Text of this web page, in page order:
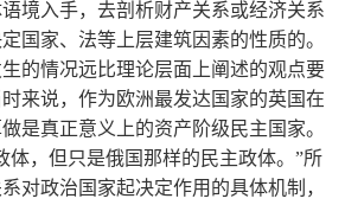
境入手，去剖析财产关系或经济关系
国家、法等上层建筑因素的性质的。
的情况远比理论层面上阐述的观点要
来说，作为欧洲最发达国家的英国在
是真正意义上的资产阶级民主国家。
体，但只是俄国那样的民主政体。”所
对政治国家起决定作用的具体机制，